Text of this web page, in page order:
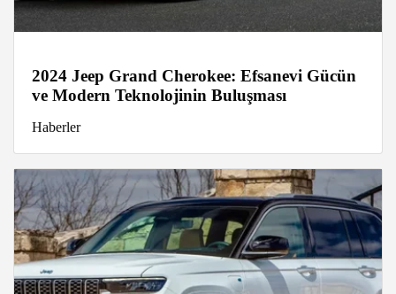
2024 Jeep Grand Cherokee: Efsanevi Gücün
ve Modern Teknolojinin Buluşması
Haberler